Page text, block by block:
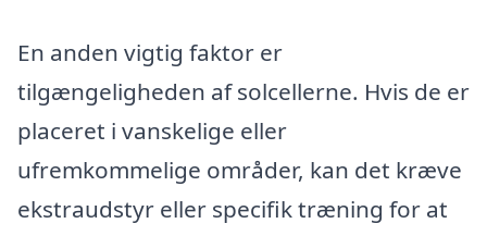
En anden vigtig faktor er
tilgængeligheden af solcellerne. Hvis de er
placeret i vanskelige eller
ufremkommelige områder, kan det kræve
ekstraudstyr eller specifik træning for at